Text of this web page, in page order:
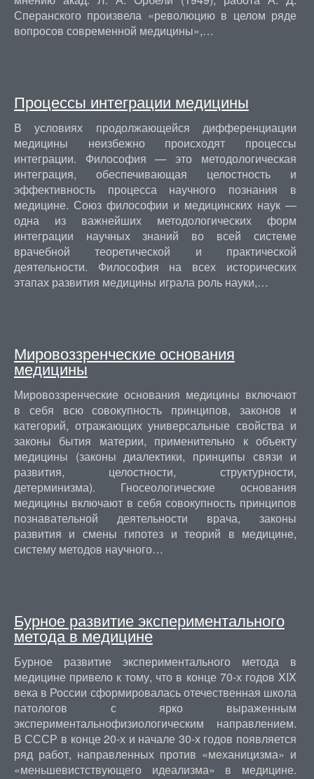
Сперанского произвела «революцию в целом ряде
вопросов современной медицины»,…
Процессы интеграции медицины
В условиях продолжающейся дифференциации
медицины неизбежно происходят процессы
интеграции. Философия — это методологическая
интеграция, обеспечивающая целостность и
эффективность процесса научного познания в
медицине. Союз философии и медицинских наук —
одна из важнейших методологических форм
интеграции научных знаний во всей системе
врачебной теоретической и практической
деятельности. Философия на всех исторических
этапах развития медицины играла роль науки,…
Мировоззренческие основания
медицины
Мировоззренческие основания медицины включают
в себя всю совокупность принципов, законов и
категорий, отражающих универсальные свойства и
законы бытия материи, применительно к объекту
медицины (законы диалектики, принципы связи и
развития, целостности, структурности,
детерминизма). Гносеологические основания
медицины включают в себя совокупность принципов
познавательной деятельности врача, законы
развития и смены гипотез и теорий в медицине,
систему методов научного…
Бурное развитие экспериментального
метода в медицине
Бурное развитие экспериментального метода в
медицине привело к тому, что в конце 70-х годов XIX
века в России сформировалась отечественная школа
патологов с ярко выраженным
экспериментальнофизиологическим направлением.
В СССР в конце 20-х и начале 30-х годов появляется
ряд работ, направленных против «механицизма» и
«меньшевистствующего идеализма» в медицине.